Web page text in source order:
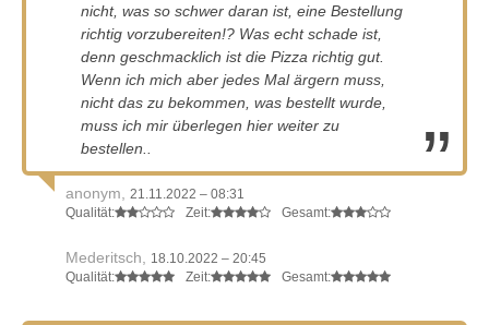
nicht, was so schwer daran ist, eine Bestellung
richtig vorzubereiten!? Was echt schade ist,
denn geschmacklich ist die Pizza richtig gut.
Wenn ich mich aber jedes Mal ärgern muss,
nicht das zu bekommen, was bestellt wurde,
muss ich mir überlegen hier weiter zu
bestellen..
anonym,
21.11.2022 – 08:31
Qualität:
Zeit: Gesamt:
Mederitsch,
18.10.2022 – 20:45
Qualität:
Zeit: Gesamt: